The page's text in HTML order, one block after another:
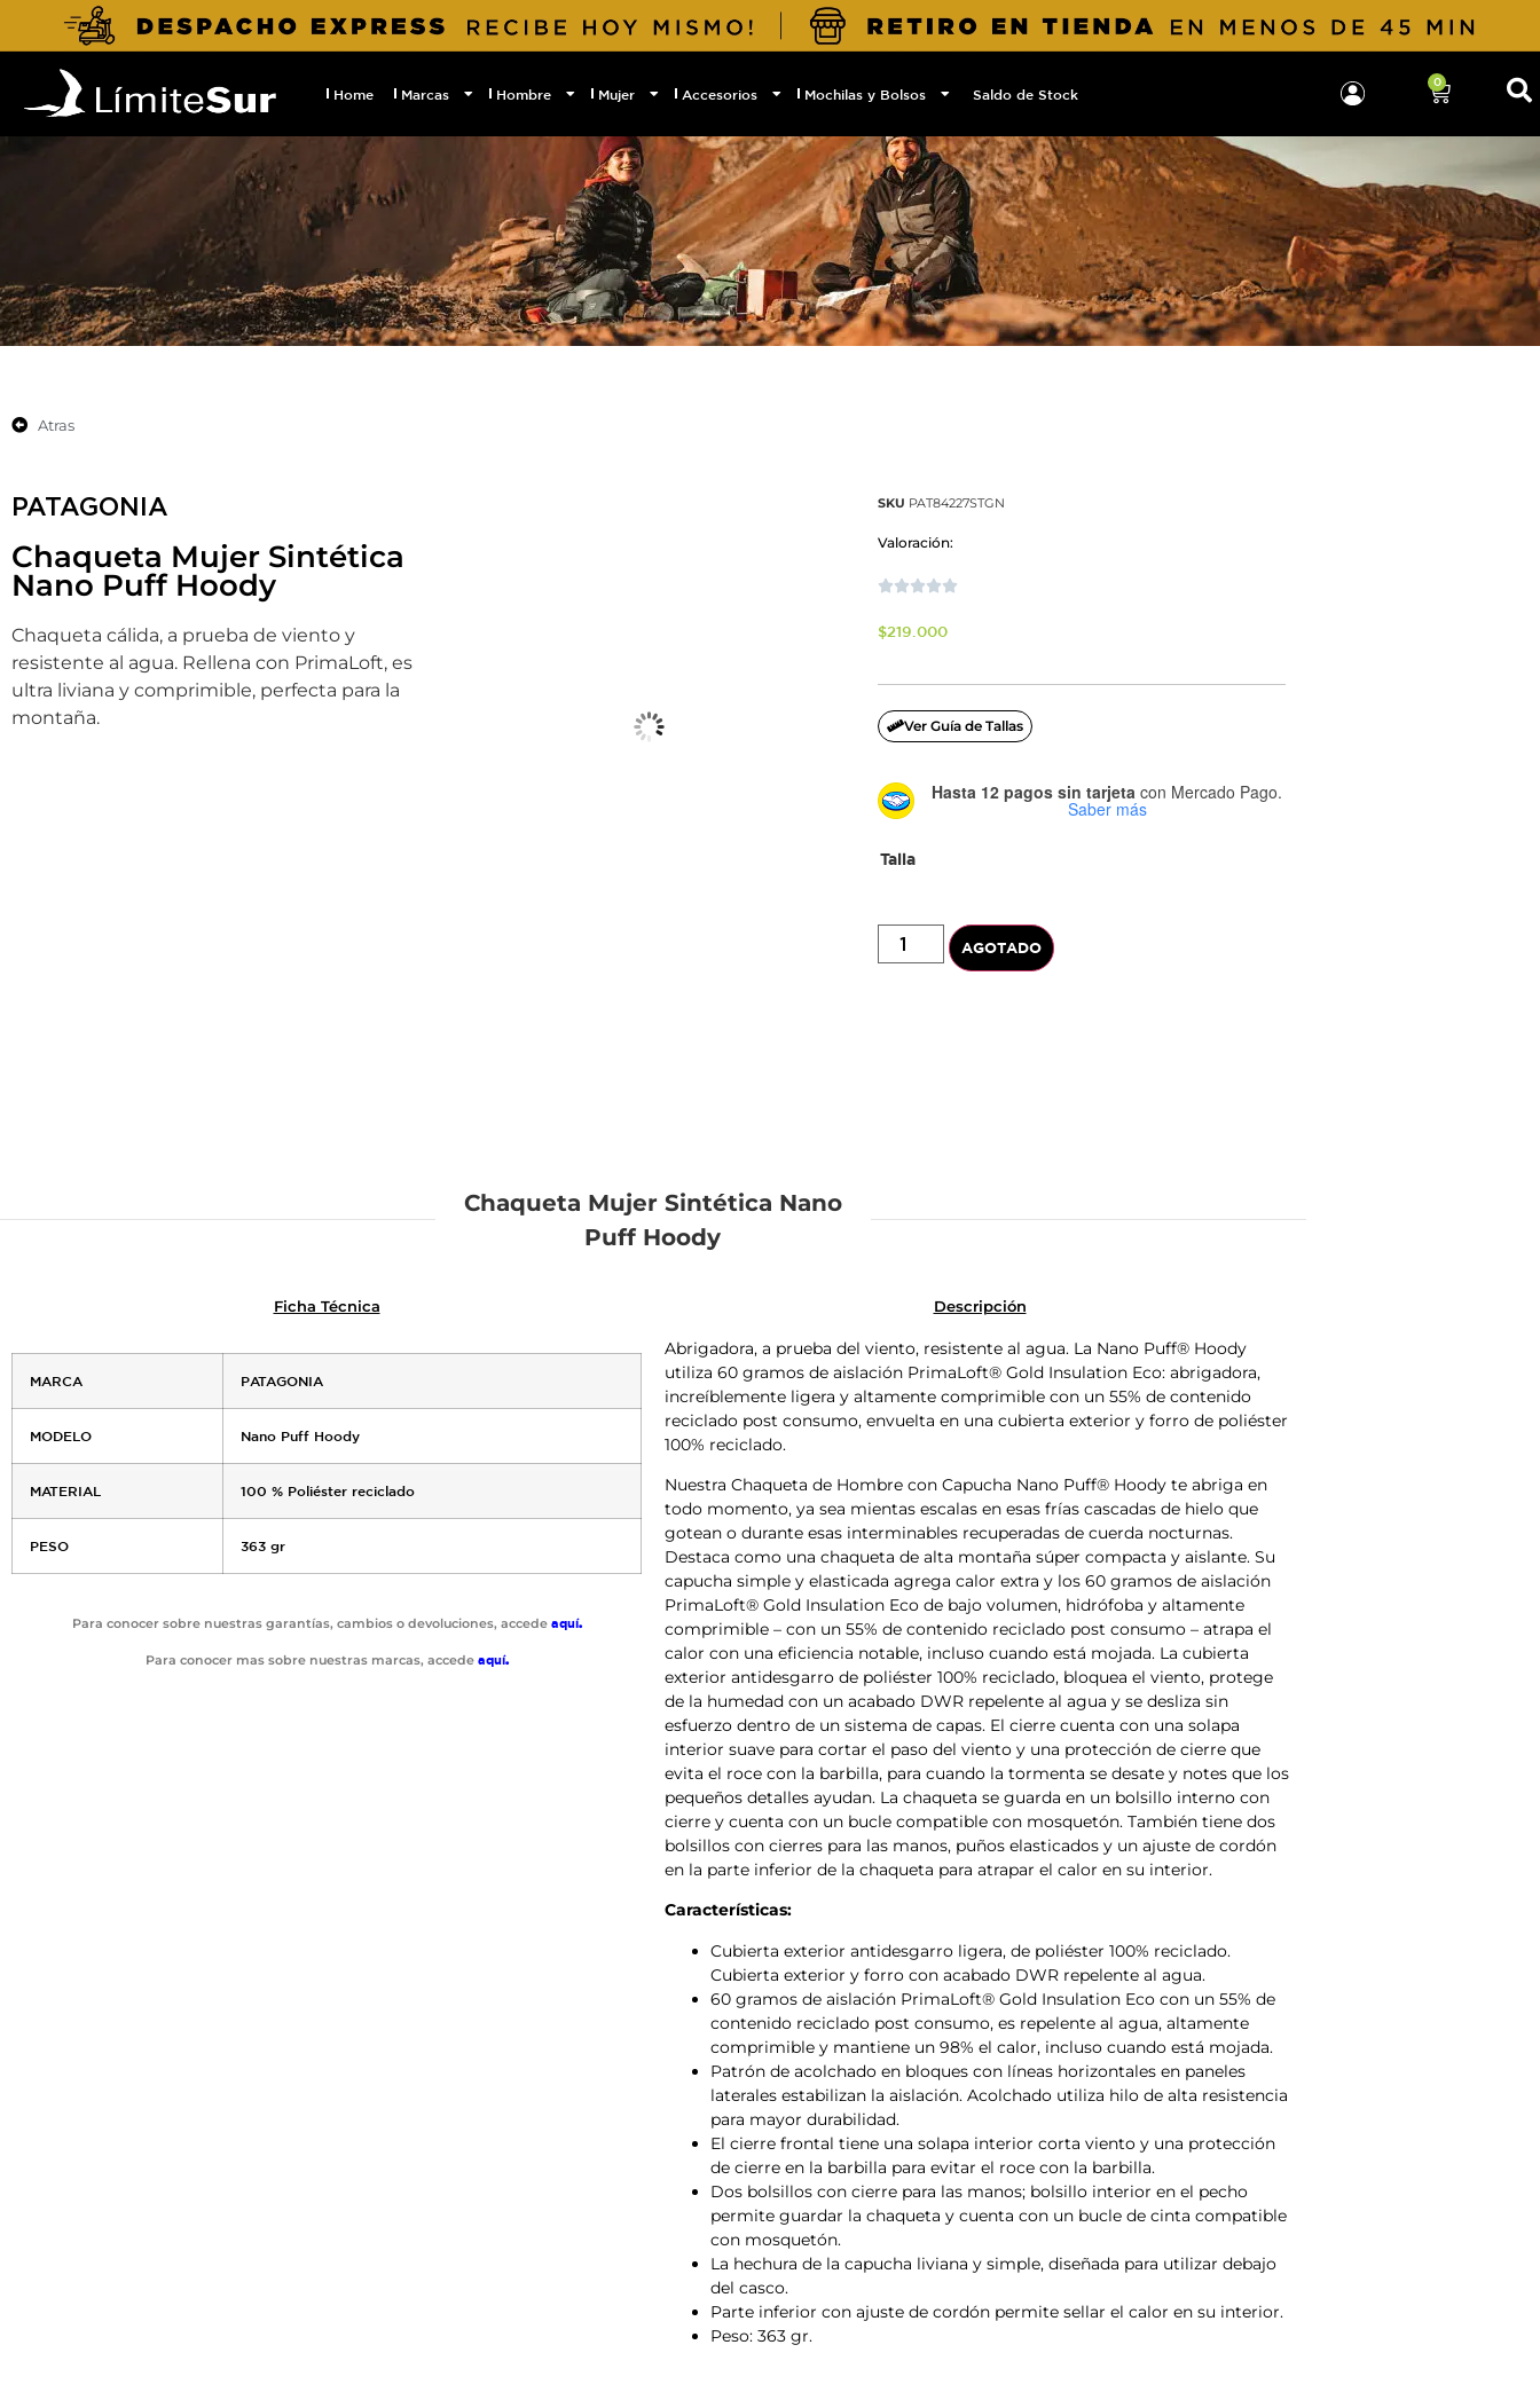
Home Marcas Hombre Mujer Accesorios Mochilas y Bolsos Saldo de Stock
0
Atras
PATAGONIA
Chaqueta Mujer Sintética
Nano Puff Hoody
Chaqueta cálida, a prueba de viento y
resistente al agua. Rellena con PrimaLoft, es
ultra liviana y comprimible, perfecta para la
montaña.
SKU PAT84227STGN
Valoración:

$219.000
Ver Guía de Tallas
Hasta 12 pagos sin tarjeta con Mercado Pago.
Saber más
Talla
AGOTADO
Chaqueta Mujer Sintética Nano
Puff Hoody
Ficha Técnica
MARCA PATAGONIA
MODELO Nano Puff Hoody
MATERIAL 100 % Poliéster reciclado
PESO 363 gr
Para conocer sobre nuestras garantías, cambios o devoluciones, accede aquí.
Para conocer mas sobre nuestras marcas, accede aquí.
Descripción
Abrigadora, a prueba del viento, resistente al agua. La Nano Puff® Hoody
utiliza 60 gramos de aislación PrimaLoft® Gold Insulation Eco: abrigadora,
increíblemente ligera y altamente comprimible con un 55% de contenido
reciclado post consumo, envuelta en una cubierta exterior y forro de poliéster
100% reciclado.
Nuestra Chaqueta de Hombre con Capucha Nano Puff® Hoody te abriga en
todo momento, ya sea mientas escalas en esas frí­as cascadas de hielo que
gotean o durante esas interminables recuperadas de cuerda nocturnas.
Destaca como una chaqueta de alta montaña súper compacta y aislante. Su
capucha simple y elasticada agrega calor extra y los 60 gramos de aislación
PrimaLoft® Gold Insulation Eco de bajo volumen, hidrófoba y altamente
comprimible – con un 55% de contenido reciclado post consumo – atrapa el
calor con una eficiencia notable, incluso cuando está mojada. La cubierta
exterior antidesgarro de poliéster 100% reciclado, bloquea el viento, protege
de la humedad con un acabado DWR repelente al agua y se desliza sin
esfuerzo dentro de un sistema de capas. El cierre cuenta con una solapa
interior suave para cortar el paso del viento y una protección de cierre que
evita el roce con la barbilla, para cuando la tormenta se desate y notes que los
pequeños detalles ayudan. La chaqueta se guarda en un bolsillo interno con
cierre y cuenta con un bucle compatible con mosquetón. También tiene dos
bolsillos con cierres para las manos, puños elasticados y un ajuste de cordón
en la parte inferior de la chaqueta para atrapar el calor en su interior.
Características:
Cubierta exterior antidesgarro ligera, de poliéster 100% reciclado.
Cubierta exterior y forro con acabado DWR repelente al agua.
60 gramos de aislación PrimaLoft® Gold Insulation Eco con un 55% de
contenido reciclado post consumo, es repelente al agua, altamente
comprimible y mantiene un 98% el calor, incluso cuando está mojada.
Patrón de acolchado en bloques con lí­neas horizontales en paneles
laterales estabilizan la aislación. Acolchado utiliza hilo de alta resistencia
para mayor durabilidad.
El cierre frontal tiene una solapa interior corta viento y una protección
de cierre en la barbilla para evitar el roce con la barbilla.
Dos bolsillos con cierre para las manos; bolsillo interior en el pecho
permite guardar la chaqueta y cuenta con un bucle de cinta compatible
con mosquetón.
La hechura de la capucha liviana y simple, diseñada para utilizar debajo
del casco.
Parte inferior con ajuste de cordón permite sellar el calor en su interior.
Peso: 363 gr.